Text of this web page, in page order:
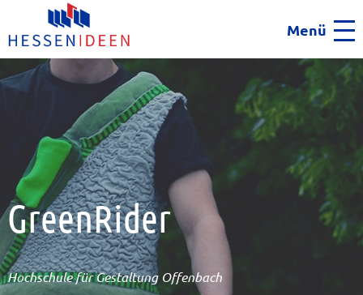
Menü
GreenRider
Hochschule für Gestaltung Offenbach